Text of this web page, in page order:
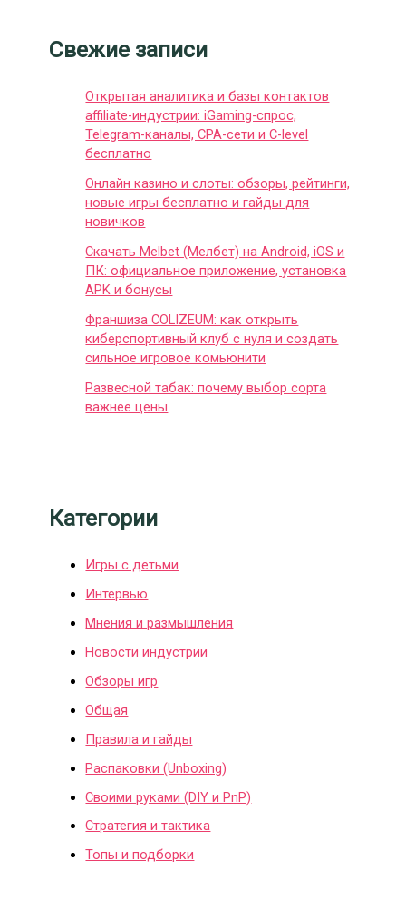
Свежие записи
Открытая аналитика и базы контактов
affiliate-индустрии: iGaming-спрос,
Telegram-каналы, CPA-сети и C-level
бесплатно
Онлайн казино и слоты: обзоры, рейтинги,
новые игры бесплатно и гайды для
новичков
Скачать Melbet (Мелбет) на Android, iOS и
ПК: официальное приложение, установка
APK и бонусы
Франшиза COLIZEUM: как открыть
киберспортивный клуб с нуля и создать
сильное игровое комьюнити
Развесной табак: почему выбор сорта
важнее цены
Категории
Игры с детьми
Интервью
Мнения и размышления
Новости индустрии
Обзоры игр
Общая
Правила и гайды
Распаковки (Unboxing)
Своими руками (DIY и PnP)
Стратегия и тактика
Топы и подборки